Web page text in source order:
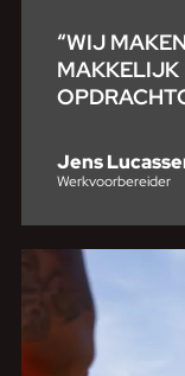
“WIJ
MAKKELIJK
Jens
Werkvoorbereider